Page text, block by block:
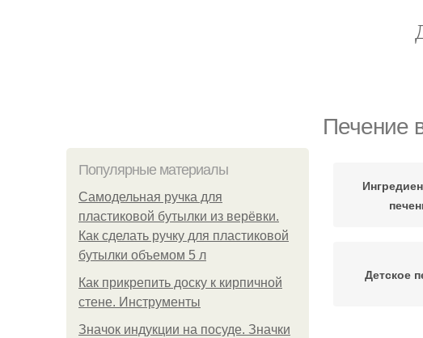
Печение
Популярные материалы
Самодельная ручка для
пластиковой бутылки из верёвки.
Как сделать ручку для пластиковой
бутылки объемом 5 л
Как прикрепить доску к кирпичной
стене. Инструменты
Значок индукции на посуде. Значки
Детское